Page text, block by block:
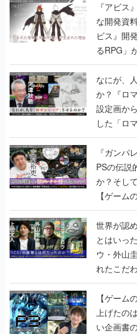
『アビス
な開発資
ビス』開
るRPG」
書】
なにが、
か？『ロ
設定画か
した「ロ
書】
『ガン
PSの伝説
か？そし
【ゲーム
世界が認
とはいっ
ウ・外山
れたこだ
画書】
【ゲーム
上げたの
い企画書